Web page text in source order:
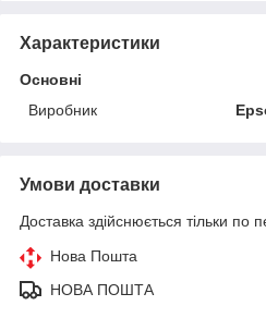
Характеристики
Основні
Виробник
Умови доставки
Доставка здійснюється тільки по
Нова Пошта
НОВА ПОШТА